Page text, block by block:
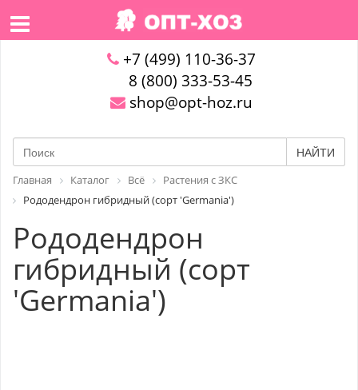
+7 (499) 110-36-37
8 (800) 333-53-45
shop@opt-hoz.ru
НАЙТИ
Главная Каталог Всё
Растения с ЗКС
Рододендрон гибридный (сорт 'Germania')
Рододендрон
гибридный (сорт
'Germania')